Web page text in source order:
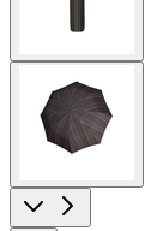
larger
image